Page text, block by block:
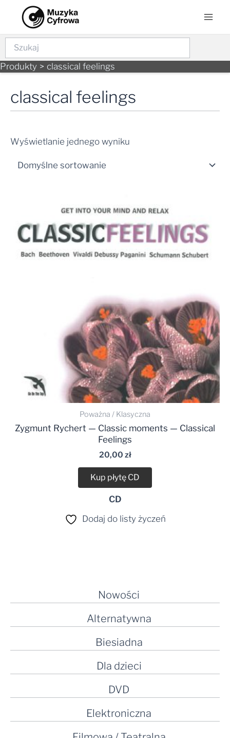
content
Szukaj
Produkty classical feelings
Nowości
Alternatywna
Biesiadna
Dla dzieci
DVD
Elektroniczna
classical feelings
Wyświetlanie jednego wyniku
Poważna / Klasyczna
Zygmunt Rychert — Classic moments — Classical
Feelings
20,00 zł
Kup płytę CD
CD
Dodaj do listy życzeń